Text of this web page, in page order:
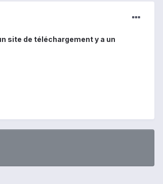
site de téléchargement y a un